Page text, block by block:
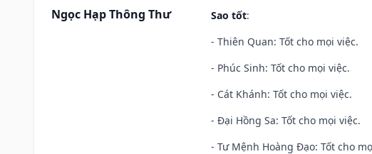
Ngọc Hạp Thông Thư Sao tốt:
- Thiên Quan: Tốt cho mọi việc.
- Phúc Sinh: Tốt cho mọi việc.
- Cát Khánh: Tốt cho mọi việc.
- Đại Hồng Sa: Tốt cho mọi việc.
- Tư Mệnh Hoàng Đạo: Tốt cho